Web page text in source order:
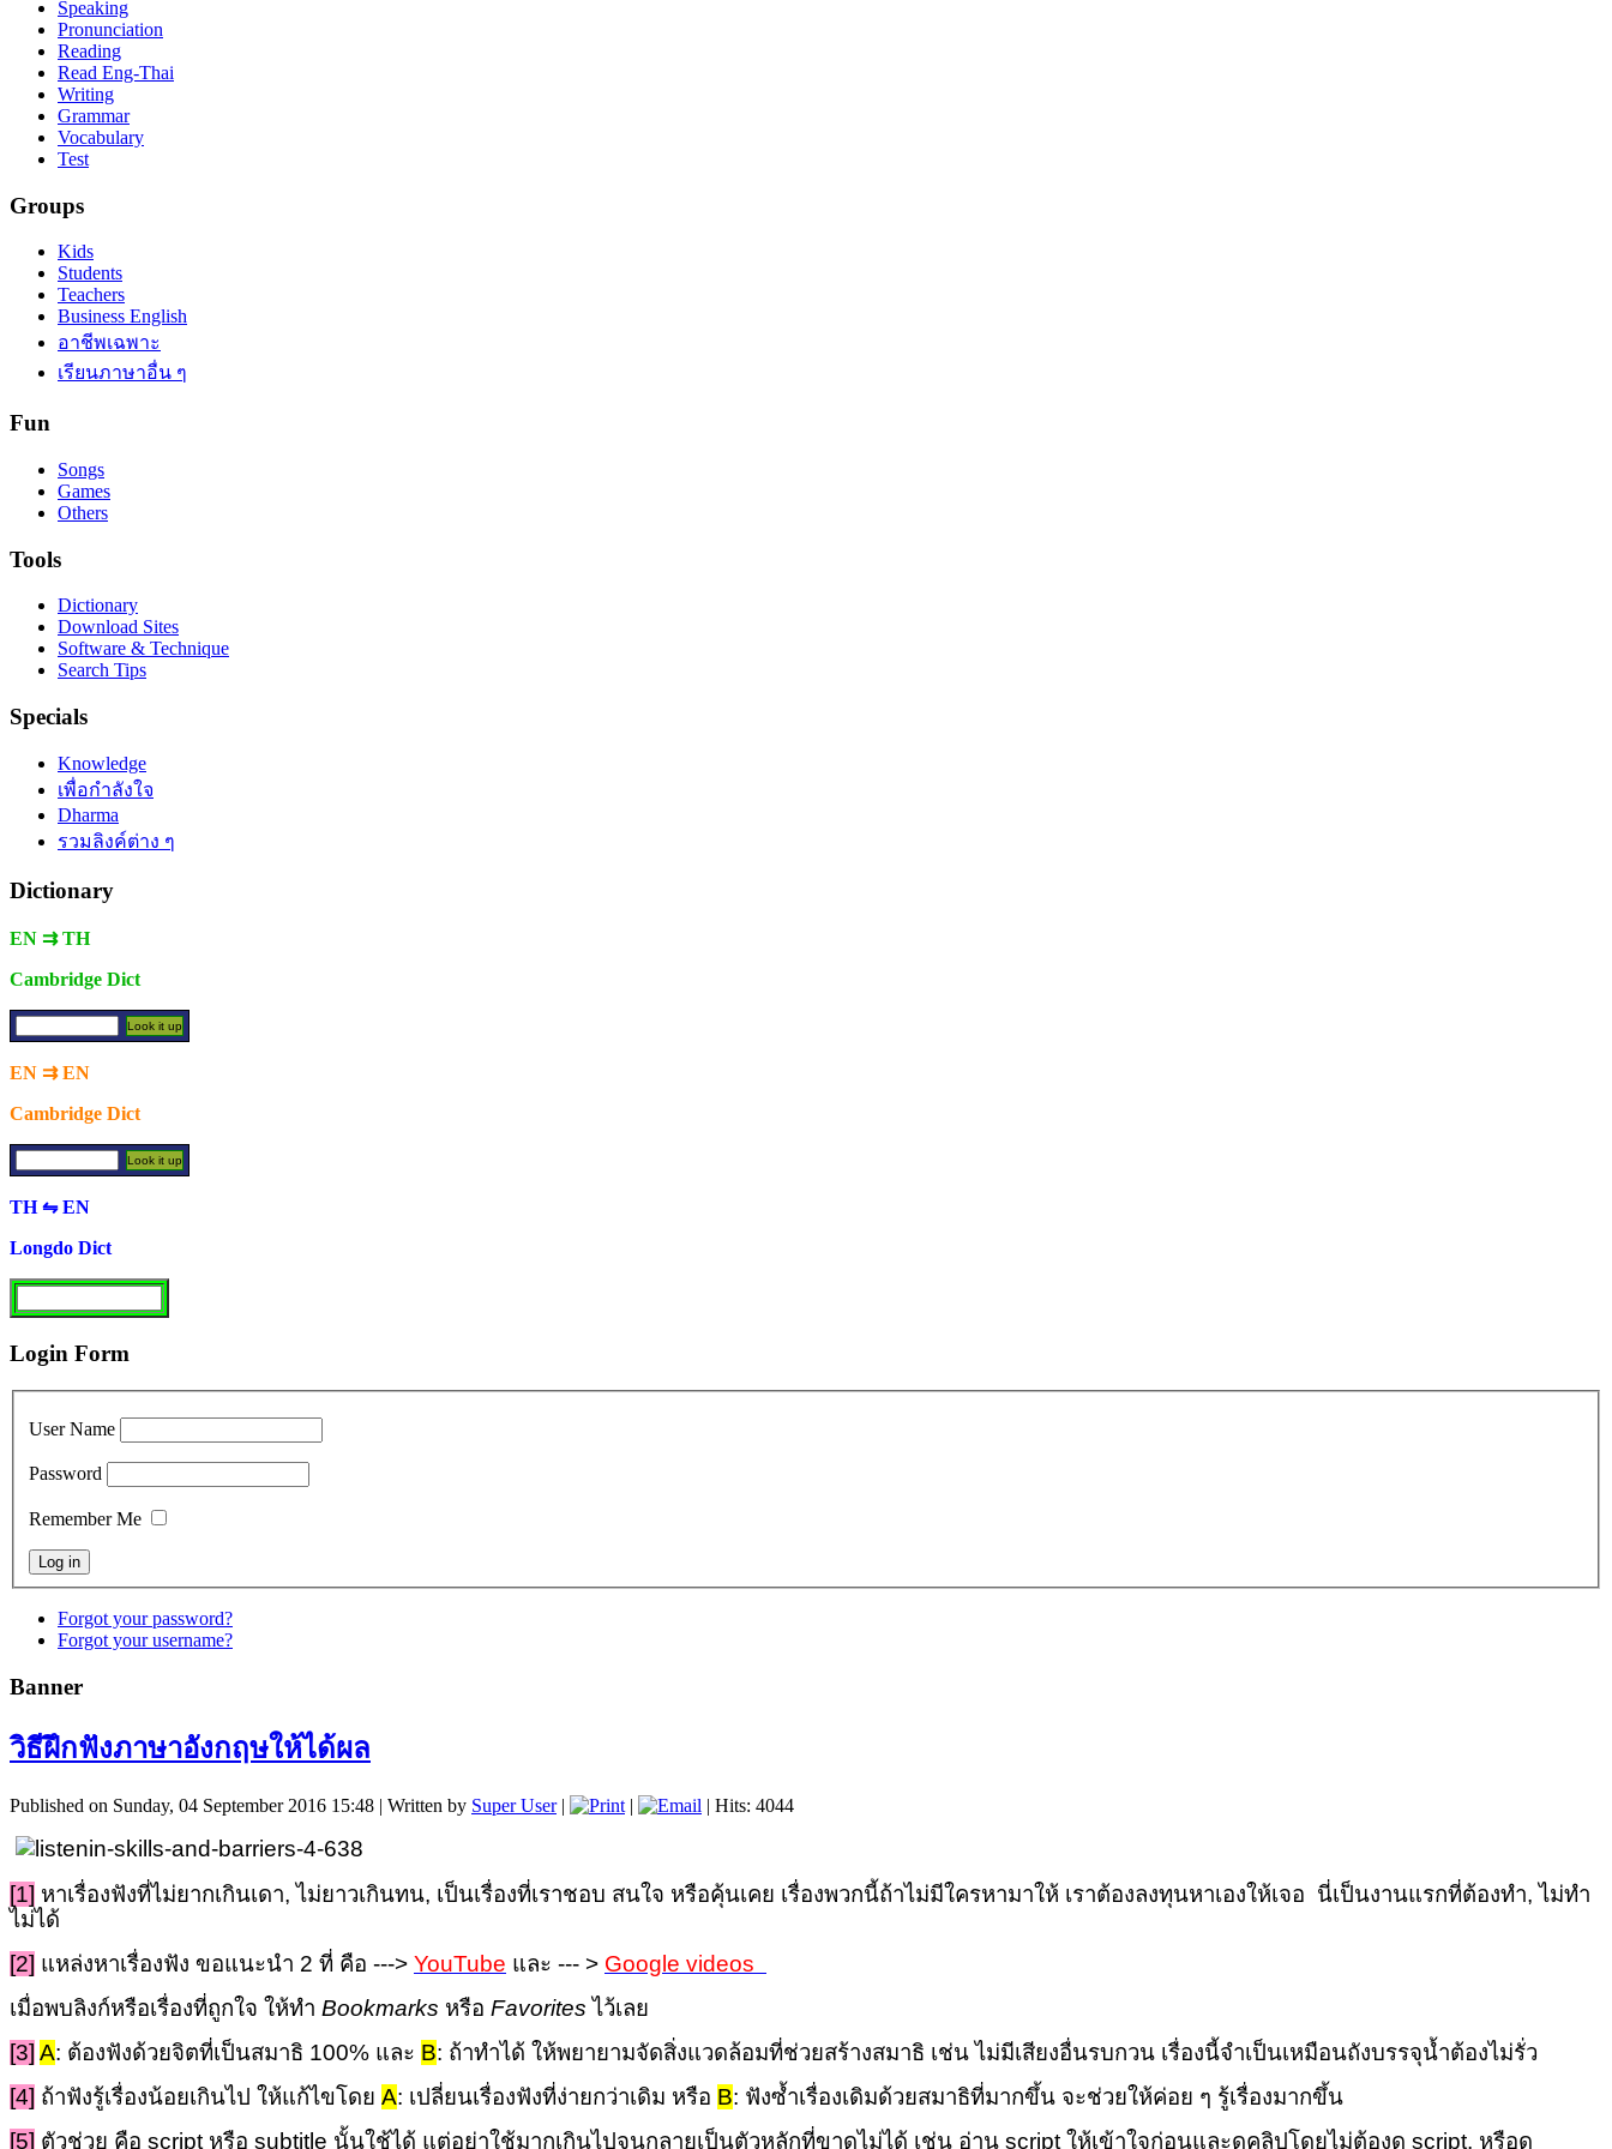
Speaking
Pronunciation
Reading
Read Eng-Thai
Writing
Grammar
Vocabulary
Test
Groups
Kids
Students
Teachers
Business English
อาชีพเฉพาะ
เรียนภาษาอื่น ๆ
Fun
Songs
Games
Others
Tools
Dictionary
Download Sites
Software & Technique
Search Tips
Specials
Knowledge
เพื่อกำลังใจ
Dharma
รวมลิงค์ต่าง ๆ
Dictionary
EN ⇉ TH
Cambridge Dict
EN ⇉ EN
Cambridge Dict
TH ⇋ EN
Longdo Dict
Login Form
User Name
Password
Remember Me
Forgot your password?
Forgot your username?
Banner
วิธีฝึกฟังภาษาอังกฤษให้ได้ผล
Published on Sunday, 04 September 2016 15:48 | Written by Super User| | | Hits: 4044
[1] หาเรื่องฟังที่ไม่ยากเกินเดา, ไม่ยาวเกินทน, เป็นเรื่องที่เราชอบ สนใจ หรือคุ้นเคย เรื่องพวกนี้ถ้าไม่มีใครหามาให้ เราต้องลงทุนหาเองให้เจอ นี่เป็นงานแรกที่ต้องทำ, ไม่ทำ
ไม่ได้
[2] แหล่งหาเรื่องฟัง ขอแนะนำ 2 ที่ คือ ---> YouTube และ --- > Google videos
เมื่อพบลิงก์หรือเรื่องที่ถูกใจ ให้ทำ Bookmarks หรือ Favorites ไว้เลย
[3] A: ต้องฟังด้วยจิตที่เป็นสมาธิ 100% และ B: ถ้าทำได้ ให้พยายามจัดสิ่งแวดล้อมที่ช่วยสร้างสมาธิ เช่น ไม่มีเสียงอื่นรบกวน เรื่องนี้จำเป็นเหมือนถังบรรจุน้ำต้องไม่รั่ว
[4] ถ้าฟังรู้เรื่องน้อยเกินไป ให้แก้ไขโดย A: เปลี่ยนเรื่องฟังที่ง่ายกว่าเดิม หรือ B: ฟังซ้ำเรื่องเดิมด้วยสมาธิที่มากขึ้น จะช่วยให้ค่อย ๆ รู้เรื่องมากขึ้น
[5] ตัวช่วย คือ script หรือ subtitle นั้นใช้ได้ แต่อย่าใช้มากเกินไปจนกลายเป็นตัวหลักที่ขาดไม่ได้ เช่น อ่าน script ให้เข้าใจก่อนและดูคลิปโดยไม่ต้องดู script, หรือดู